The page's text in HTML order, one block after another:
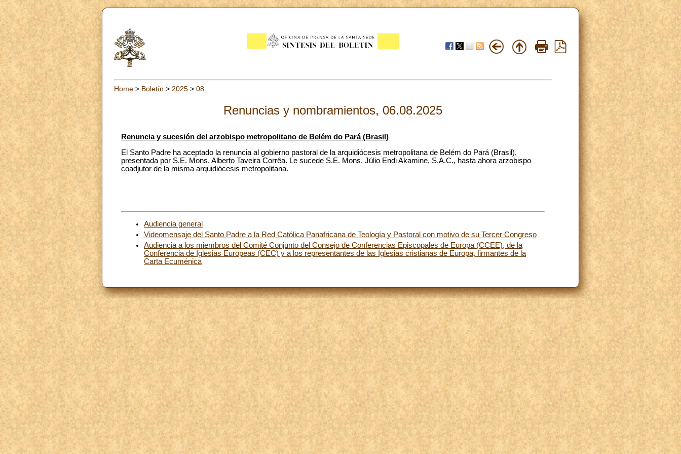
Home > Boletín > 2025 > 08
Renuncias y nombramientos, 06.08.2025
Renuncia y sucesión del arzobispo metropolitano de Belém do Pará (Brasil)
El Santo Padre ha aceptado la renuncia al gobierno pastoral de la arquidiócesis metropolitana de Belém do Pará (Brasil),
presentada por S.E. Mons. Alberto Taveira Corrêa. Le sucede S.E. Mons. Júlio Endi Akamine, S.A.C., hasta ahora arzobispo
coadjutor de la misma arquidiócesis metropolitana.
Audiencia general
Videomensaje del Santo Padre a la Red Católica Panafricana de Teología y Pastoral con motivo de su Tercer Congreso
Audiencia a los miembros del Comité Conjunto del Consejo de Conferencias Episcopales de Europa (CCEE), de la
Conferencia de Iglesias Europeas (CEC) y a los representantes de las Iglesias cristianas de Europa, firmantes de la
Carta Ecuménica